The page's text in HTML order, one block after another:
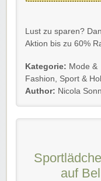
Lust zu sparen?
Aktion bis zu 60%
Profitiert als Neu-
Einfach dem Link
Wir wünschen viel
Sparen!
Kategorie: Mode &
Fashion
Sport &
Author: Nicola
auf